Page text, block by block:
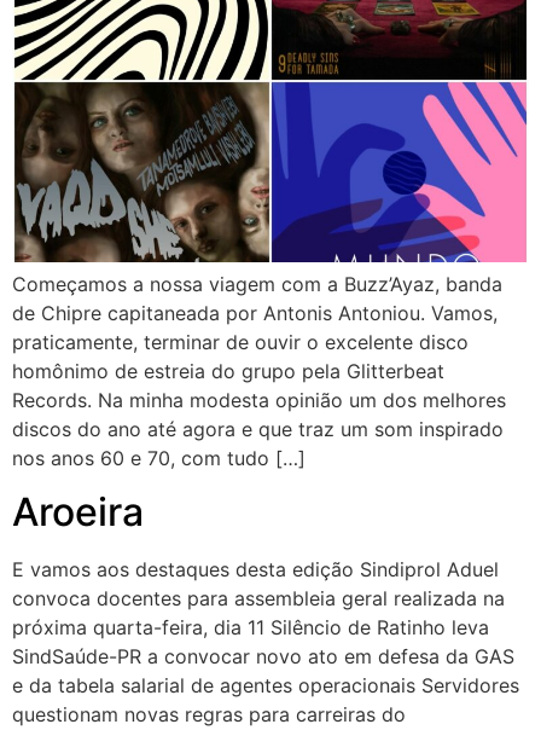
Começamos a nossa viagem com a Buzz’Ayaz, banda
de Chipre capitaneada por Antonis Antoniou. Vamos,
praticamente, terminar de ouvir o excelente disco
homônimo de estreia do grupo pela Glitterbeat
Records. Na minha modesta opinião um dos melhores
discos do ano até agora e que traz um som inspirado
nos anos 60 e 70, com tudo […]
Aroeira
E vamos aos destaques desta edição Sindiprol Aduel
convoca docentes para assembleia geral realizada na
próxima quarta-feira, dia 11 Silêncio de Ratinho leva
SindSaúde-PR a convocar novo ato em defesa da GAS
e da tabela salarial de agentes operacionais Servidores
questionam novas regras para carreiras do